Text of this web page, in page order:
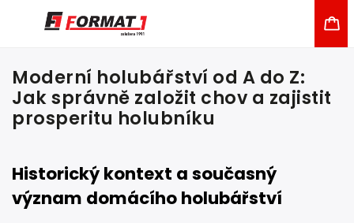
Moderní holubářství od A do Z:
Jak správně založit chov a zajistit
prosperitu holubníku
Historický kontext a současný
význam domácího holubářství